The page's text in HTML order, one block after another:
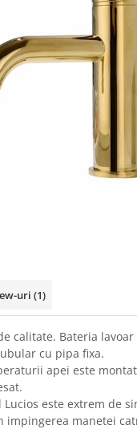
uri (1)
calitate. Bateria
cu pipa fixa.
apei este
este extrem de
manetei